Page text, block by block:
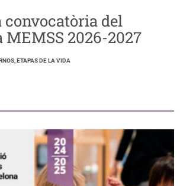
convocatòria del
2026-2027
ETAPAS DE LA VIDA